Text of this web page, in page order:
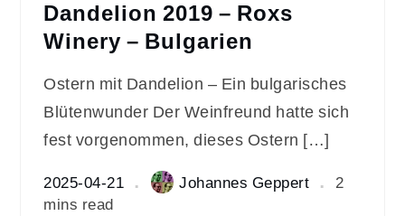
Dandelion 2019 – Roxs
Winery – Bulgarien
Ostern mit Dandelion – Ein bulgarisches
Blütenwunder Der Weinfreund hatte sich
fest vorgenommen, dieses Ostern […]
2025-04-21 Johannes Geppert
2
mins read